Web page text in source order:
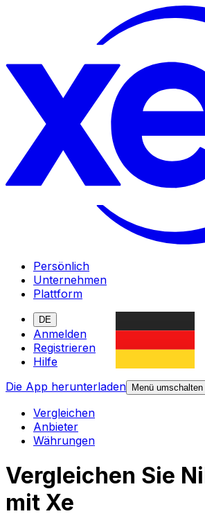
Persönlich
Unternehmen
Plattform
DE
Anmelden
Registrieren
Hilfe
Die App herunterladen
Menü umschalten
Vergleichen
Anbieter
Währungen
Vergleichen Sie
mit Xe